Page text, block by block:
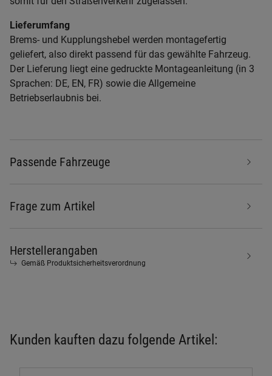
Lieferumfang
Brems- und Kupplungshebel werden montagefertig
geliefert, also direkt passend für das gewählte Fahrzeug.
Der Lieferung liegt eine gedruckte Montageanleitung (in 3
Sprachen: DE, EN, FR) sowie die Allgemeine
Betriebserlaubnis bei.
Passende Fahrzeuge
Frage zum Artikel
Herstellerangaben
Gemäß Produktsicherheitsverordnung
Kunden kauften dazu folgende Artikel: